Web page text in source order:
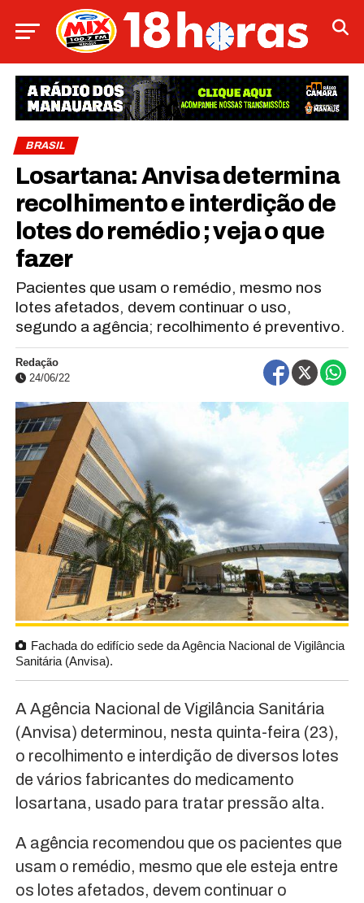
BRASIL
Losartana: Anvisa determina
recolhimento e interdição de
lotes do remédio ; veja o que
fazer
Pacientes que usam o remédio, mesmo nos
lotes afetados, devem continuar o uso,
segundo a agência; recolhimento é preventivo.
Redação
24/06/22
Fachada do edifício sede da Agência Nacional de Vigilância
Sanitária (Anvisa).
A Agência Nacional de Vigilância Sanitária
(Anvisa) determinou, nesta quinta-feira (23),
o recolhimento e interdição de diversos lotes
de vários fabricantes do medicamento
losartana, usado para tratar pressão alta.
A agência recomendou que os pacientes que
usam o remédio, mesmo que ele esteja entre
os lotes afetados, devem continuar o